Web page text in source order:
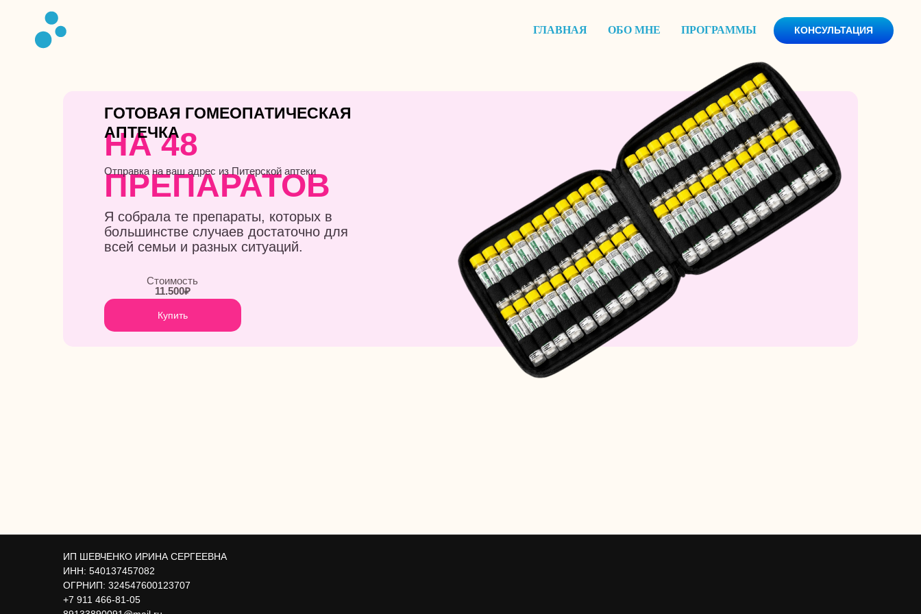
ГЛАВНАЯ ОБО МНЕ ПРОГРАММЫ КОНСУЛЬТАЦИЯ
Я собрала те препараты, которых в
большинстве случаев достаточно для
всей семьи и разных ситуаций.
НА 48
ПРЕПАРАТОВ
ГОТОВАЯ ГОМЕОПАТИЧЕСКАЯ
АПТЕЧКА
Отправка на ваш адрес из Питерской аптеки
Стоимость
11.500₽
Купить
ИП ШЕВЧЕНКО ИРИНА СЕРГЕЕВНА
ИНН: 540137457082
ОГРНИП: 324547600123707
+7 911 466-81-05